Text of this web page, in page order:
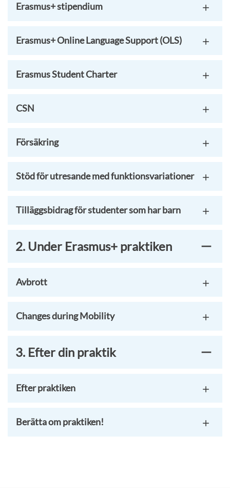
Erasmus+ stipendium
Erasmus+ Online Language Support (OLS)
Erasmus Student Charter
CSN
Försäkring
Stöd för utresande med funktionsvariationer
Tilläggsbidrag för studenter som har barn
2. Under Erasmus+ praktiken
Avbrott
Changes during Mobility
3. Efter din praktik
Efter praktiken
Berätta om praktiken!